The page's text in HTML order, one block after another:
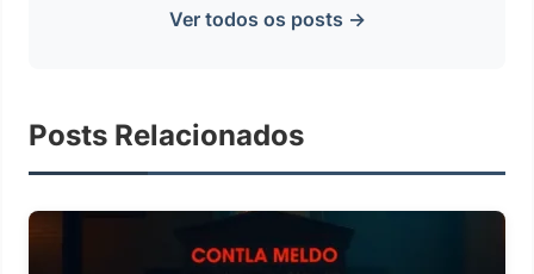
Ver todos os posts →
Posts Relacionados